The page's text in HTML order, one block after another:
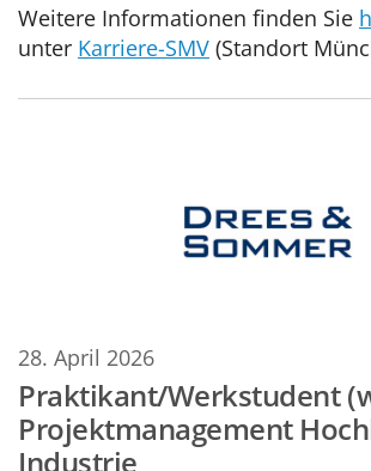
Weitere Informationen finden Sie
unter Karriere-SMV (Standort
28. April 2026
Praktikant/Werkstudent
Projektmanagement
Industrie